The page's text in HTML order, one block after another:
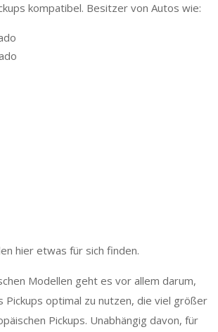
kompatibel. Besitzer von Autos wie:
hier etwas für sich finden.
Modellen geht es vor allem darum,
Pickups optimal zu nutzen, die viel größer
Pickups. Unabhängig davon, für